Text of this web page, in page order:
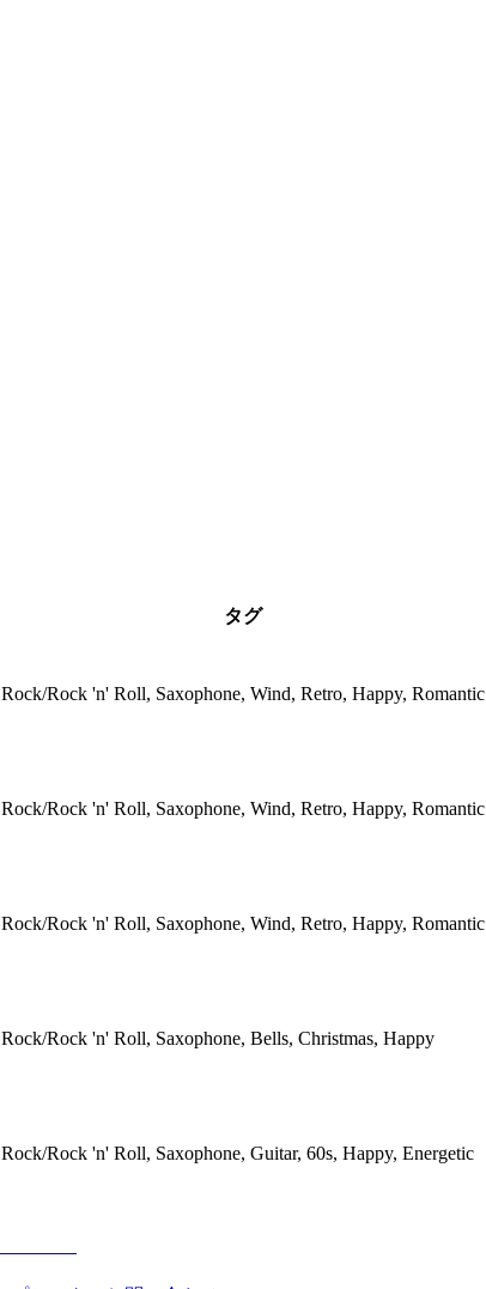
タグ
Rock/Rock 'n' Roll, Saxophone, Wind, Retro, Happy, Romantic
Rock/Rock 'n' Roll, Saxophone, Wind, Retro, Happy, Romantic
Rock/Rock 'n' Roll, Saxophone, Wind, Retro, Happy, Romantic
Rock/Rock 'n' Roll, Saxophone, Bells, Christmas, Happy
Rock/Rock 'n' Roll, Saxophone, Guitar, 60s, Happy, Energetic